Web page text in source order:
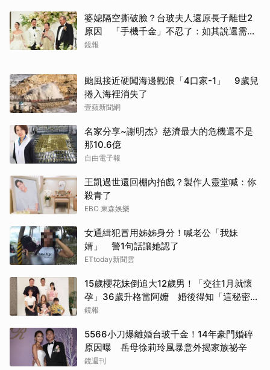
婆媳隔空撕破臉？台玻夫人還原長子離世2
原因 「手機千金」不忍了：如其說還需要
離開嗎？
鏡報
颱風接近硬闖海邊觀浪「4口家-1」 9歲兒
捲入海裡消失了
壹蘋新聞網
名家分享~謝明杰》慈濟最大的危機還不是
那10.6億
自由電子報
王凱過世還回棚內拍戲？製作人靈堂喊：你
殺青了
EBC 東森娛樂
女通緝犯冒用姊姊身分！喊老公「我妹
婿」 警1句話讓她認了
ETtoday新聞雲
15歲櫻花妹倒追大12歲男！「交往1月就懷
孕」36歲升格當阿嬤 婚後得知「這秘密」
傻眼了
鏡報
5566小刀爆離婚台玻千金！14年豪門婚碎
原因曝 岳母徐莉玲風暴意外揭家族祕辛
鏡週刊